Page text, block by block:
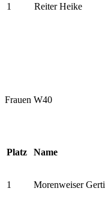
1 Reiter Heike
Frauen W40
Platz Name
1 Morenweiser Gerti